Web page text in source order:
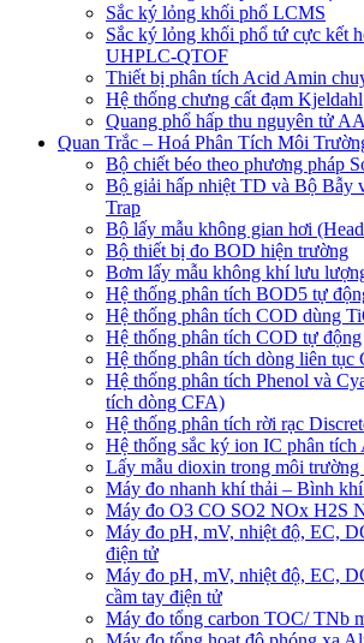
Sắc ký lỏng khối phổ LCMS
Sắc ký lỏng khối phổ tứ cực kết
UHPLC-QTOF
Thiết bị phân tích Acid Amin
Hệ thống chưng cất đạm Kjeldahl
Quang phổ hấp thu nguyên tử
Quan Trắc – Hoá Phân Tích Môi
Bộ chiết béo theo phương pháp
Bộ giải hấp nhiệt TD và Bộ Bẫy
Trap
Bộ lấy mẫu không gian hơi
Bộ thiết bị đo BOD hiện trường
Bơm lấy mẫu không khí lưu
Hệ thống phân tích BOD5 tự
Hệ thống phân tích COD dùng
Hệ thống phân tích COD tự động
Hệ thống phân tích dòng liên tục
Hệ thống phân tích Phenol và
tích dòng CFA)
Hệ thống phân tích rời rạc
Hệ thống sắc ký ion IC phân tích
Lấy mẫu dioxin trong môi trường
Máy đo nhanh khí thải – Bình khí
Máy đo O3 CO SO2 NOx H2S
Máy đo pH, mV, nhiệt độ, EC,
điện tử
Máy đo pH, mV, nhiệt độ, EC,
cầm tay điện tử
Máy đo tổng carbon TOC/ TNb